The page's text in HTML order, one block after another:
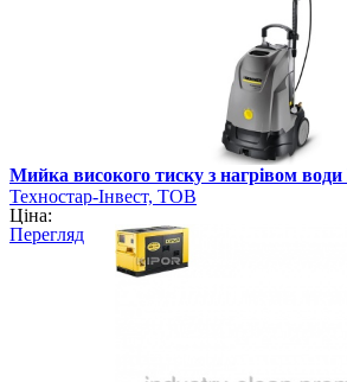
Мийка високого тиску з нагрівом
Техностар-Інвест, ТОВ
Ціна:
Перегляд